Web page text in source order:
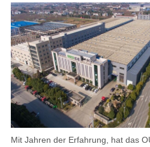
Mit Jahren der Erfahrung, hat das